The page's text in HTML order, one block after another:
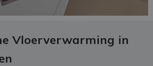
Vloerverwarming in